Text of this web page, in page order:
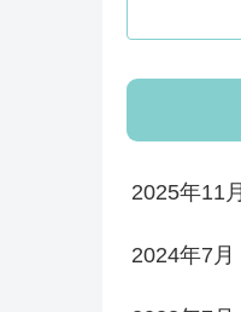
2025年11月
2024年7月